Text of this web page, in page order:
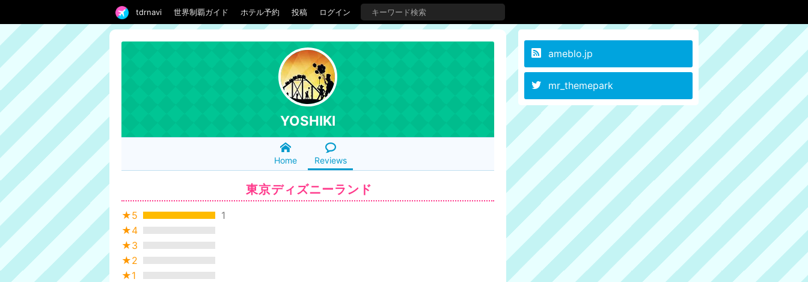
tdrnavi 世界制覇ガイド ホテル予約 投稿 ログイン
YOSHIKI
Home Reviews
東京ディズニーランド
★5
1
★4
★3
★2
★1
ameblo.jp
mr_themepark